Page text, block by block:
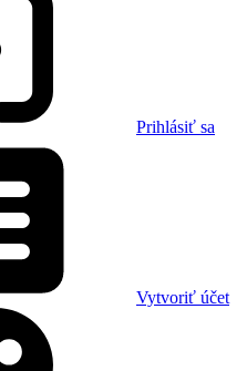
Prihlásiť sa
Vytvoriť účet